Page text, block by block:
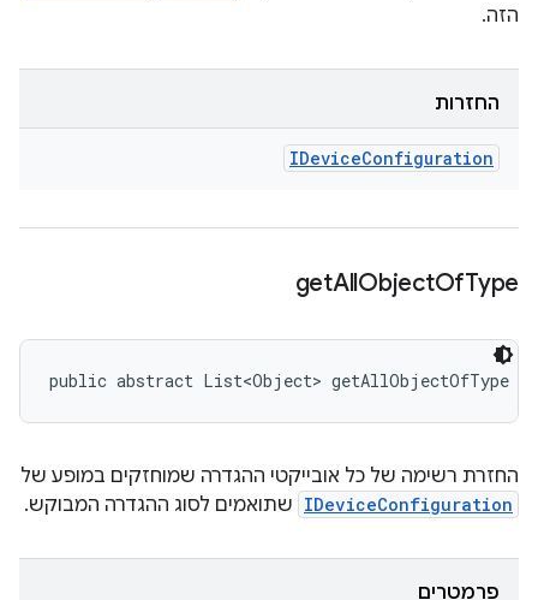
הזה.
החזרות
IDeviceConfiguration
getAllObjectOfType
public abstract List<Object> getAllObjectOfType
החזרת רשימה של כל אובייקטי ההגדרה שמוחזקים במופע של
IDeviceConfiguration שתואמים לסוג ההגדרה המבוקש.
פרמטרים